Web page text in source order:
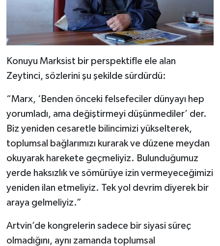
Konuyu Marksist bir perspektifle ele alan
Zeytinci, sözlerini şu şekilde sürdürdü:
“Marx, ‘Benden önceki felsefeciler dünyayı hep
yorumladı, ama değiştirmeyi düşünmediler’ der.
Biz yeniden cesaretle bilincimizi yükselterek,
toplumsal bağlarımızı kurarak ve düzene meydan
okuyarak harekete geçmeliyiz. Bulunduğumuz
yerde haksızlık ve sömürüye izin vermeyeceğimizi
yeniden ilan etmeliyiz. Tek yol devrim diyerek bir
araya gelmeliyiz.”
Artvin’de kongrelerin sadece bir siyasi süreç
olmadığını, aynı zamanda toplumsal